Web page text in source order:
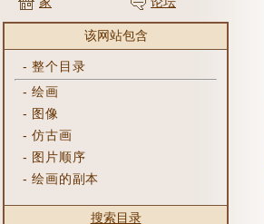
该网站包含
-整个目录
-绘画
- 图像
-仿古画
- 图片顺序
-绘画的副本
搜索目录